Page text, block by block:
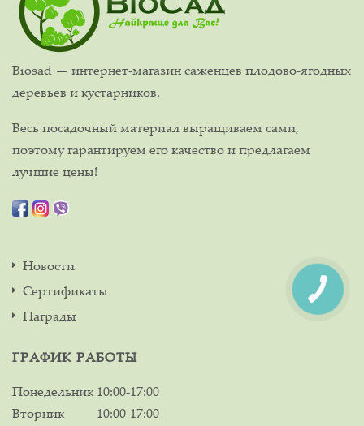
Biosad — интернет-магазин саженцев плодово-ягодных
деревьев и кустарников.
Весь посадочный материал выращиваем сами,
поэтому гарантируем его качество и предлагаем
лучшие цены!
Новости
Сертификаты
Награды
ГРАФИК РАБОТЫ
Понедельник 10:00-17:00
Вторник
10:00-17:00